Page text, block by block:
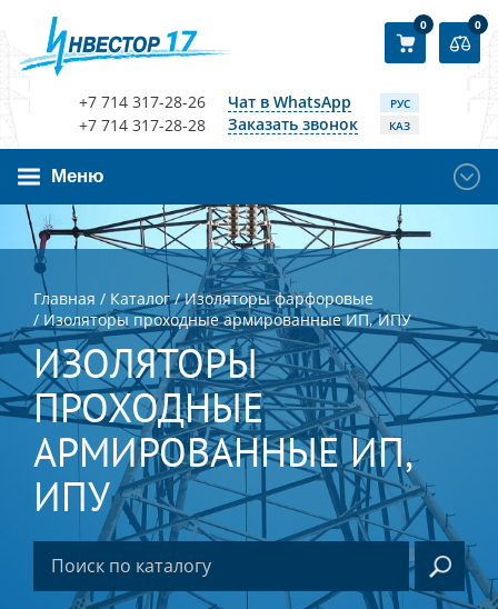
+7 714 317-28-26
+7 714 317-28-28
Чат в WhatsApp
Заказать звонок
РУС
КАЗ
0 0
Меню
Главная / Каталог/Изоляторы фарфоровые
/ Изоляторы проходные армированные ИП, ИПУ
ИЗОЛЯТОРЫ
ПРОХОДНЫЕ
АРМИРОВАННЫЕ ИП,
ИПУ